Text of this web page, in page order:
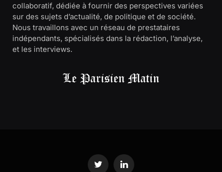
collaboratif, dédiée à fournir des perspectives variées
sur des sujets d’actualité, de politique et de société.
Nous travaillons avec un réseau de prestataires
indépendants, spécialisés dans la rédaction, l’analyse,
et les interviews.
Twitter LinkedIn